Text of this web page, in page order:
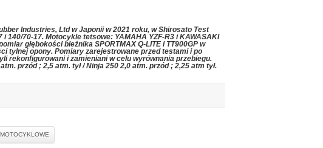
Industries, Ltd w Japonii w 2021 roku, w Shirosato Test
140/70-17. Motocykle tetsowe: YAMAHA YZF-R3 i KAWASAKI
głębokości bieżnika SPORTMAX Q-LITE i TT900GP w
tylnej opony. Pomiary zarejestrowane przed testami i po
rekonfigurowani i zamieniani w celu wyrównania przebiegu.
przód ; 2,5 atm. tył / Ninja 250 2,0 atm. przód ; 2,25 atm tył.